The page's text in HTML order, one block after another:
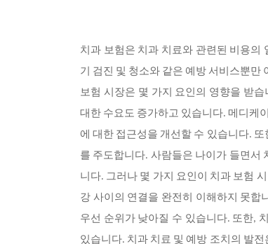
치과 보험은 치과 치료와 관련된 비용의
기 검진 및 청소와 같은 예방 서비스뿐만
보험 시장은 몇 가지 요인의 영향을 받
대한 수요도 증가하고 있습니다. 메디케
에 대한 접근성을 개선할 수 있습니다.
를 주도합니다. 사람들은 나이가 들면서
니다. 그러나 몇 가지 요인이 치과 보험
강 사이의 연결을 완전히 이해하지 못합
우선 순위가 낮아질 수 있습니다. 또한,
있습니다. 치과 치료 및 예방 조치의 발